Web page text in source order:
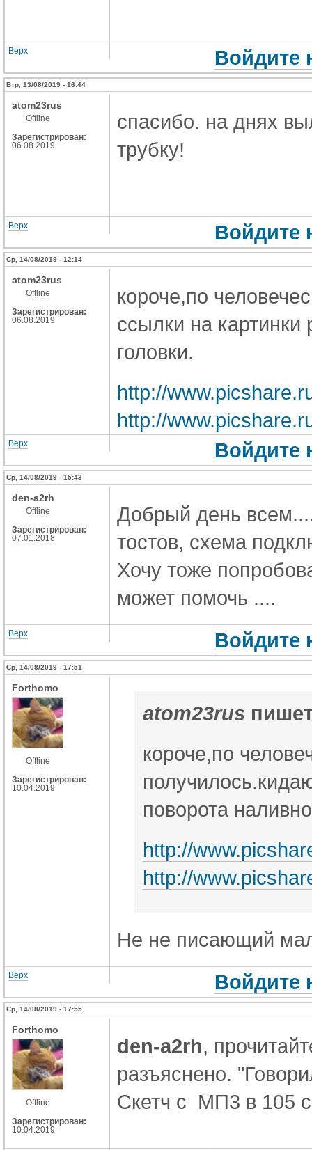
Верх Войдите
Втр, 13/08/2019 - 16:44
atom23rus
Offline
Зарегистрирован:
06.08.2019
спасибо. на днях
трубку!
Верх Войдите
Ср, 14/08/2019 - 12:14
atom23rus
Offline
Зарегистрирован:
06.08.2019
короче,по
ссылки на картинки
головки.
http://
http://
Верх Войдите
Ср, 14/08/2019 - 15:43
den-a2rh
Offline
Зарегистрирован:
07.01.2018
Добрый день всем....
тостов, схема
Хочу тоже
может помочь ....
Верх Войдите
Ср, 14/08/2019 - 17:51
Forthomo
Offline
Зарегистрирован:
10.04.2019
atom23rus
короче,по
поворота
http://
http://
Нe не писающий
Верх Войдите
Ср, 14/08/2019 - 17:55
Forthomo
Offline
Зарегистрирован:
10.04.2019
den-a2rh,
разъяснено.
Скетч с МП3 в 105